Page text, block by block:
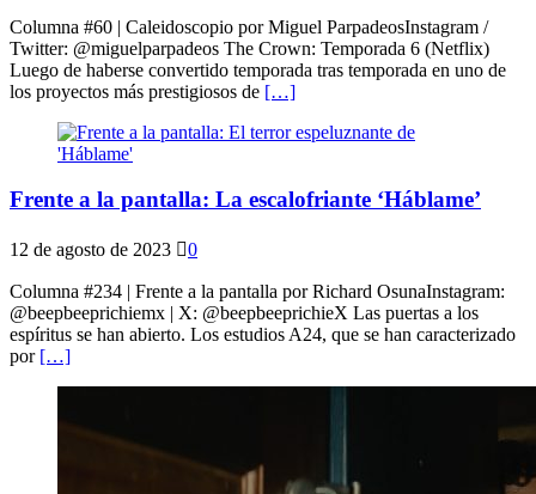
Columna #60 | Caleidoscopio por Miguel ParpadeosInstagram /
Twitter: @miguelparpadeos The Crown: Temporada 6 (Netflix)
Luego de haberse convertido temporada tras temporada en uno de
los proyectos más prestigiosos de […]
Frente a la pantalla: La escalofriante ‘Háblame’
12 de agosto de 2023 0
Columna #234 | Frente a la pantalla por Richard OsunaInstagram:
@beepbeeprichiemx | X: @beepbeeprichieX Las puertas a los
espíritus se han abierto. Los estudios A24, que se han caracterizado
por […]